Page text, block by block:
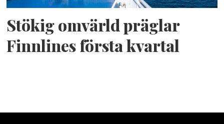
Stökig omvärld präglar
Finnlines första kvartal